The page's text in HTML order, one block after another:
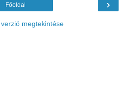
›
Főoldal
megtekintése